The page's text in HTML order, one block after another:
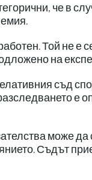
че в
Той не е
на
съд
е
може
Съдът